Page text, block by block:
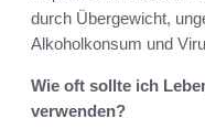
durch Übergewicht,
Alkoholkonsum und
Wie oft sollte ich
verwenden?